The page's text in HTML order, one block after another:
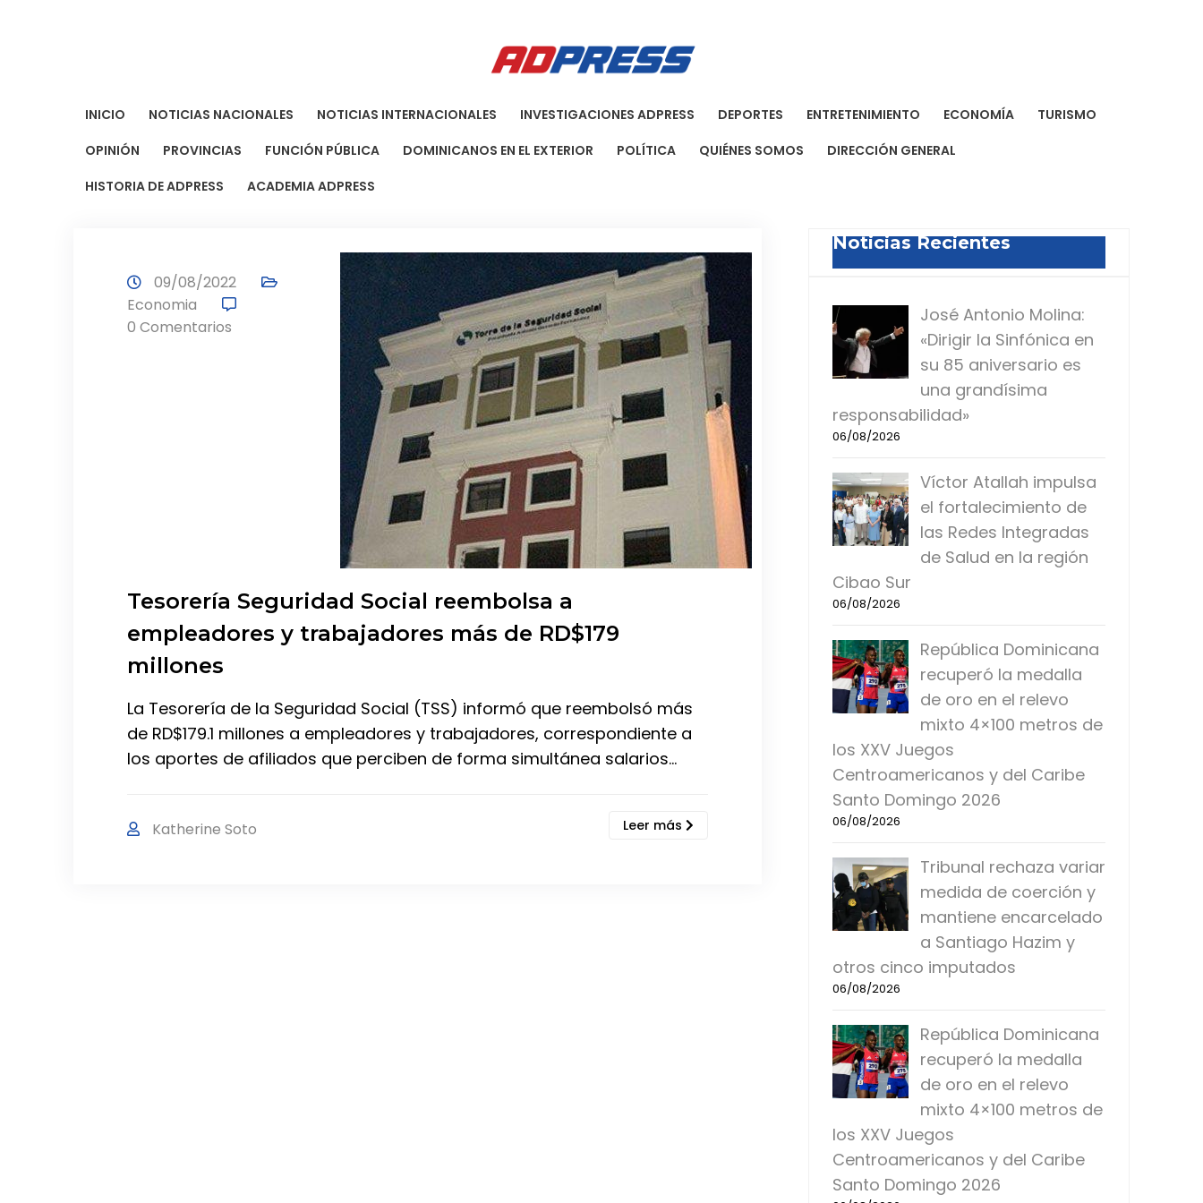
INICIO NOTICIAS NACIONALES NOTICIAS INTERNACIONALES INVESTIGACIONES ADPRESS DEPORTES ENTRETENIMIENTO ECONOMÍA
TURISMO
OPINIÓN
PROVINCIAS FUNCIÓN PÚBLICA DOMINICANOS EN EL EXTERIOR POLÍTICA QUIÉNES SOMOS
DIRECCIÓN GENERAL
HISTORIA DE ADPRESS
ACADEMIA ADPRESS
09/08/2022
Economia
0 Comentarios
Tesorería Seguridad Social reembolsa a
empleadores y trabajadores más de RD$179
millones
La Tesorería de la Seguridad Social (TSS) informó que reembolsó más
de RD$179.1 millones a empleadores y trabajadores, correspondiente a
los aportes de afiliados que perciben de forma simultánea salarios…
Katherine Soto Leer más
Noticias Recientes
José Antonio Molina:
«Dirigir la Sinfónica en
su 85 aniversario es
una grandísima
responsabilidad»
06/08/2026
Víctor Atallah impulsa
el fortalecimiento de
las Redes Integradas
de Salud en la región
Cibao Sur
06/08/2026
República Dominicana
recuperó la medalla
de oro en el relevo
mixto 4×100 metros de
los XXV Juegos
Centroamericanos y del Caribe
Santo Domingo 2026
06/08/2026
Tribunal rechaza variar
medida de coerción y
mantiene encarcelado
a Santiago Hazim y
otros cinco imputados
06/08/2026
República Dominicana
recuperó la medalla
de oro en el relevo
mixto 4×100 metros de
los XXV Juegos
Centroamericanos y del Caribe
Santo Domingo 2026